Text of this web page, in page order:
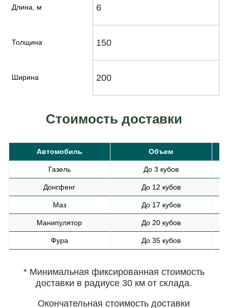
Длина, м 6
Толщина 150
Ширина 200
Стоимость доставки
Автомобиль Объем
Газель До 3 кубов
Донгфенг До 12 кубов
Маз До 17 кубов
Манипулятор До 20 кубов
Фура До 35 кубов
* Минимальная фиксированная стоимость
доставки в радиусе 30 км от склада.
Окончательная стоимость доставки